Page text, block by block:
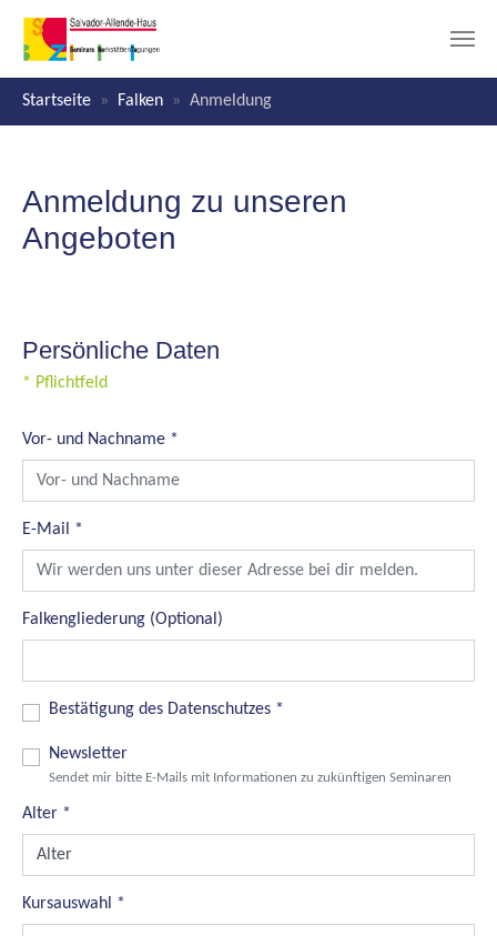
Startseite
Falken Anmeldung
Anmeldung zu unseren
Angeboten
Persönliche Daten
* Pflichtfeld
Vor- und Nachname *
E-Mail *
Falkengliederung (Optional)
Bestätigung des Datenschutzes *
Newsletter
Sendet mir bitte E-Mails mit Informationen zu zukünftigen Seminaren
Alter *
Kursauswahl *